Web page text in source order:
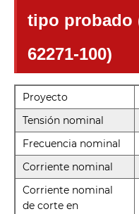
tipo probado
62271-100)
Proyecto
Tensión nominal
Frecuencia nominal
Corriente nominal
Corriente nominal
de corte en